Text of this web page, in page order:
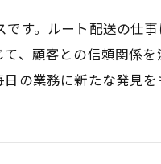
す。ルート配送の仕
、顧客との信頼関係
の業務に新たな発見を